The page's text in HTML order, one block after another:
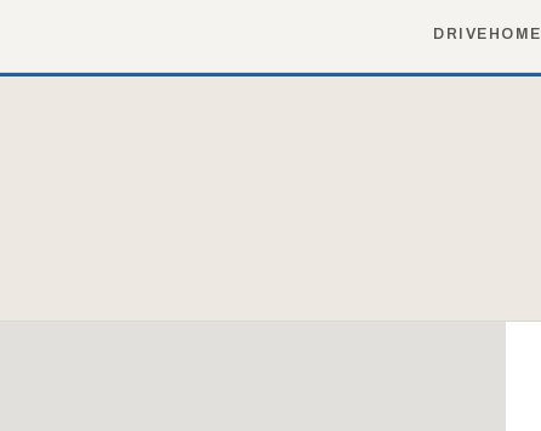
DRIVE HOME